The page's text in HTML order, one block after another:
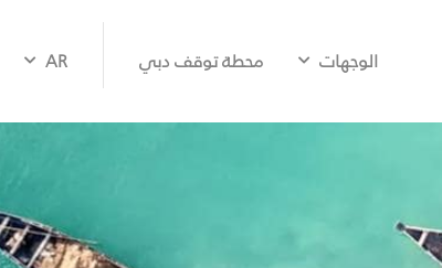
الوجهات محطة توقف دبي AR